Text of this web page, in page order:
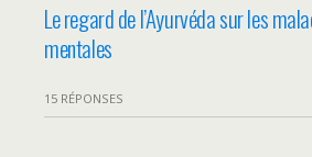
Le regard de l’Ayurvéda sur les
mentales
15 RÉPONSES